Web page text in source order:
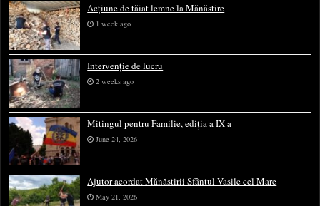
Acțiune de tăiat lemne la Mănăstire
1 week ago
Intervenție de lucru
2 weeks ago
Mitingul pentru Familie, ediția a IX-a
June 24, 2026
Ajutor acordat Mănăstirii Sfântul Vasile cel Mare
May 21, 2026